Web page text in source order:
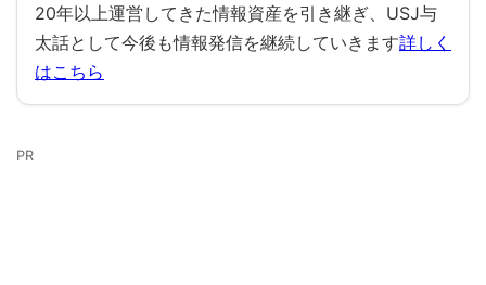
三本の箒メニュー紹介
糖蜜タルトラズベリー＆クロテッドクリーム
添え
20年以上運営してきた情報資産を引き継ぎ、USJ与
太話として今後も情報発信を継続していきます詳しく
はこちら
PR